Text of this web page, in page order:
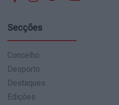
Secções
Concelho
Desporto
Destaques
Edições